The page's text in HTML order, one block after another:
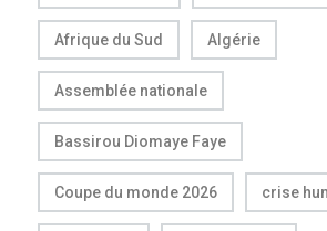
Afrique du Sud Algérie
Assemblée nationale
Bassirou Diomaye Faye
Coupe du monde 2026 crise